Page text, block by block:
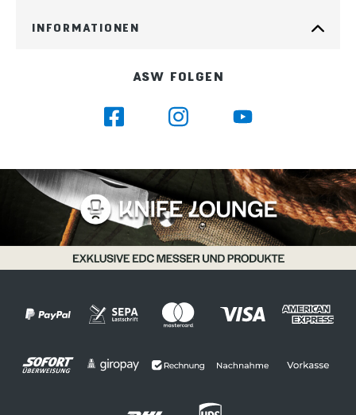
INFORMATIONEN
ASW FOLGEN